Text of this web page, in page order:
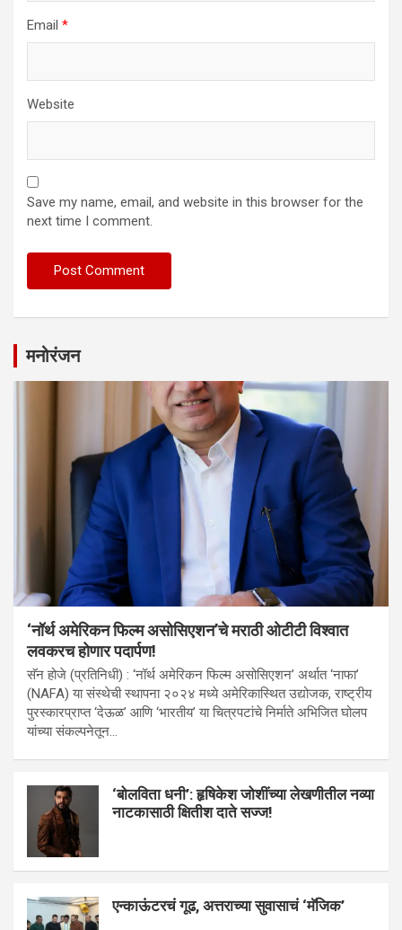
Email *
Website
Save my name, email, and website in this browser for the
next time I comment.
मनोरंजन
‘नॉर्थ अमेरिकन फिल्म असोसिएशन’चे मराठी ओटीटी विश्वात
लवकरच होणार पदार्पण!
सॅन होजे (प्रतिनिधी) : ‘नॉर्थ अमेरिकन फिल्म असोसिएशन’ अर्थात ‘नाफा’
(NAFA) या संस्थेची स्थापना २०२४ मध्ये अमेरिकास्थित उद्योजक, राष्ट्रीय
पुरस्कारप्राप्त ‘देऊळ’ आणि ‘भारतीय’ या चित्रपटांचे निर्माते अभिजित घोलप
यांच्या संकल्पनेतून…
‘बोलविता धनी’: हृषिकेश जोशींच्या लेखणीतील नव्या
नाटकासाठी क्षितीश दाते सज्ज!
एन्काऊंटरचं गूढ, अत्तराच्या सुवासाचं ‘मॅजिक’